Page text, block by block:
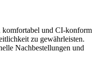
komfortabel und CI-konform
zu gewährleisten.
Nachbestellungen und